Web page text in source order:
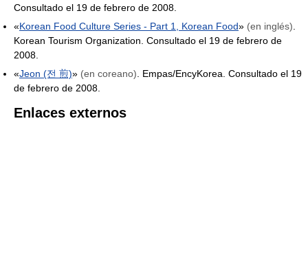
Consultado el 19 de febrero de 2008.
«Korean Food Culture Series - Part 1, Korean Food» (en inglés)
Korean Tourism Organization. Consultado el 19 de febrero de
2008.
«Jeon (전 煎)» (en coreano) . Empas/EncyKorea. Consultado el 19
de febrero de 2008.
Enlaces externos